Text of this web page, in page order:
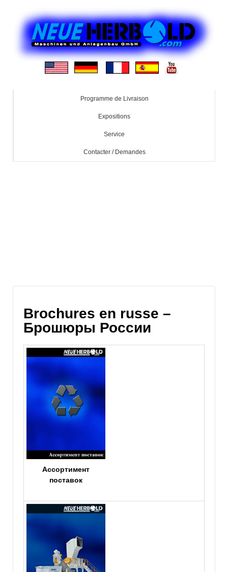
Programme de Livraison
Expositions
Service
Contacter / Demandes
Brochures en russe –
Брошюры России
Ассортимент
поставок